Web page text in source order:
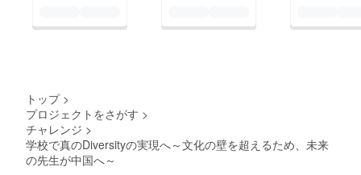
わっていらっしゃる講
生を対象にイベントを
主催しました。講師と
方との対話を通して、
トップ >
プロジェクトをさがす >
チャレンジ >
学校で真のDiversityの実現へ～文化の壁を超えるため、未来
の先生が中国へ～